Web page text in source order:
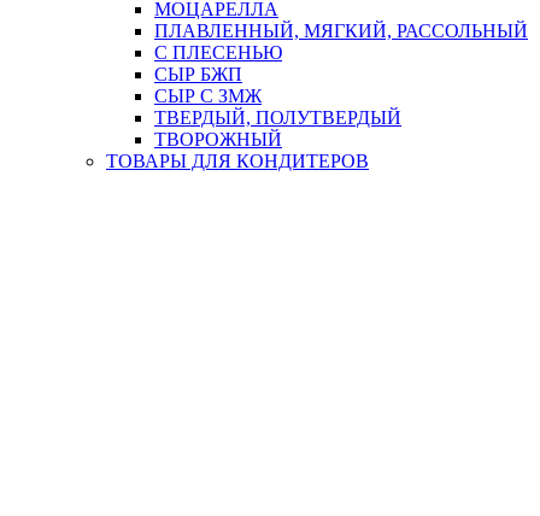
МОЦАРЕЛЛА
ПЛАВЛЕННЫЙ, МЯГКИЙ, РАССОЛЬНЫЙ
С ПЛЕСЕНЬЮ
СЫР БЖП
СЫР С ЗМЖ
ТВЕРДЫЙ, ПОЛУТВЕРДЫЙ
ТВОРОЖНЫЙ
ТОВАРЫ ДЛЯ КОНДИТЕРОВ